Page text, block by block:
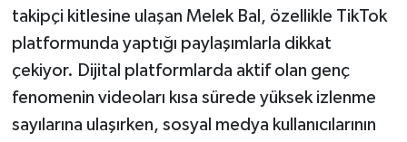
takipçi kitlesine ulaşan Melek Bal, özellikle TikTok
platformunda yaptığı paylaşımlarla dikkat
çekiyor. Dijital platformlarda aktif olan genç
fenomenin videoları kısa sürede yüksek izlenme
sayılarına ulaşırken, sosyal medya kullanıcılarının